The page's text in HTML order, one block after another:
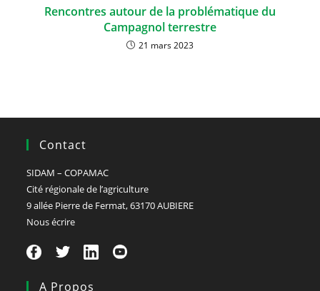
Rencontres autour de la problématique du
Campagnol terrestre
21 mars 2023
Contact
SIDAM – COPAMAC
Cité régionale de l’agriculture
9 allée Pierre de Fermat, 63170 AUBIERE
Nous écrire
A Propos